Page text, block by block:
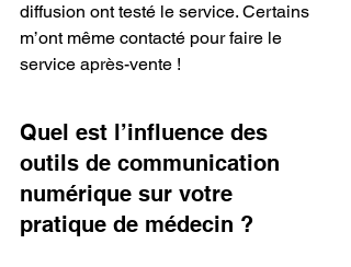
diffusion ont testé le service. Certains
m’ont même contacté pour faire le
service après-vente !
Quel est l’influence des
outils de communication
numérique sur votre
pratique de médecin ?